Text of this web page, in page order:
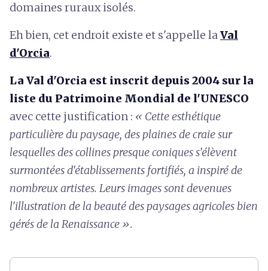
domaines ruraux isolés.
Eh bien, cet endroit existe et s'appelle laVal
d'Orcia.
La Val d'Orcia est inscrit depuis 2004 sur la
liste du Patrimoine Mondial de l'UNESCO
avec cette justification : « Cette esthétique
particulière du paysage, des plaines de craie sur
lesquelles des collines presque coniques s'élèvent
surmontées d'établissements fortifiés, a inspiré de
nombreux artistes. Leurs images sont devenues
l'illustration de la beauté des paysages agricoles bien
gérés de la Renaissance ».